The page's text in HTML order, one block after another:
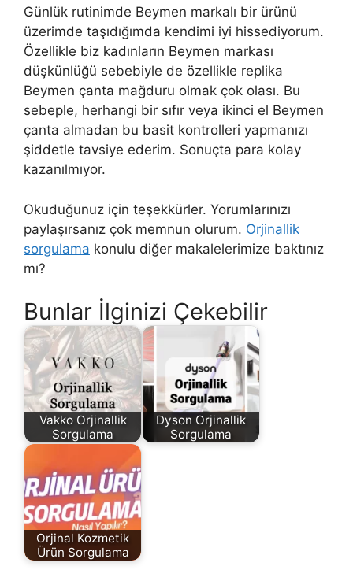
Günlük rutinimde Beymen markalı bir ürünü
üzerimde taşıdığımda kendimi iyi hissediyorum.
Özellikle biz kadınların Beymen markası
düşkünlüğü sebebiyle de özellikle replika
Beymen çanta mağduru olmak çok olası. Bu
sebeple, herhangi bir sıfır veya ikinci el Beymen
çanta almadan bu basit kontrolleri yapmanızı
şiddetle tavsiye ederim. Sonuçta para kolay
kazanılmıyor.
Okuduğunuz için teşekkürler. Yorumlarınızı
paylaşırsanız çok memnun olurum. Orjinallik
sorgulama konulu diğer makalelerimize baktınız
mı?
Bunlar İlginizi Çekebilir
Vakko Orjinallik
Sorgulama
Dyson Orjinallik
Sorgulama
Orjinal Kozmetik
Ürün Sorgulama